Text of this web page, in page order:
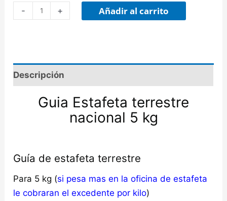
-
+ Añadir al carrito
Descripción
Guia Estafeta terrestre
nacional 5 kg
Guía de estafeta terrestre
Para 5 kg (si pesa mas en la oficina de estafeta
le cobraran el excedente por kilo)